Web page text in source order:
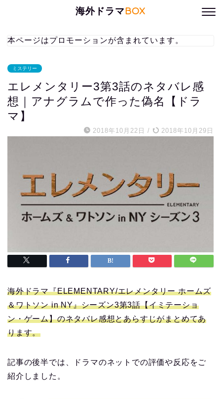
海外ドラマBOX
本ページはプロモーションが含まれています。
ミステリー
エレメンタリー3第3話のネタバレ感
想｜アナグラムで作った偽名【ドラ
マ】
2018年10月22日 / 2018年10月29日
海外ドラマ『ELEMENTARY/エレメンタリー ホームズ
＆ワトソン in NY』シーズン3第3話【イミテーショ
ン・ゲーム】のネタバレ感想とあらすじがまとめてあ
ります。
記事の後半では、ドラマのネットでの評価や反応をご
紹介しました。